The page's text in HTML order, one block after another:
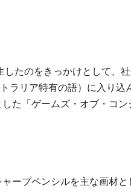
たのをきっかけとして、
ラリア特有の語）に入り
た「ゲームズ・オブ・コ
ープペンシルを主な画材